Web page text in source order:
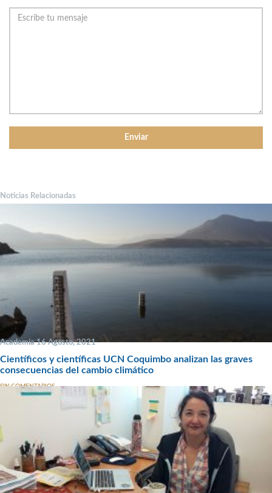
Noticias Relacionadas
Academia 16 Agosto, 2021
Científicos y científicas UCN Coquimbo analizan las graves
consecuencias del cambio climático
SIN COMENTARIOS